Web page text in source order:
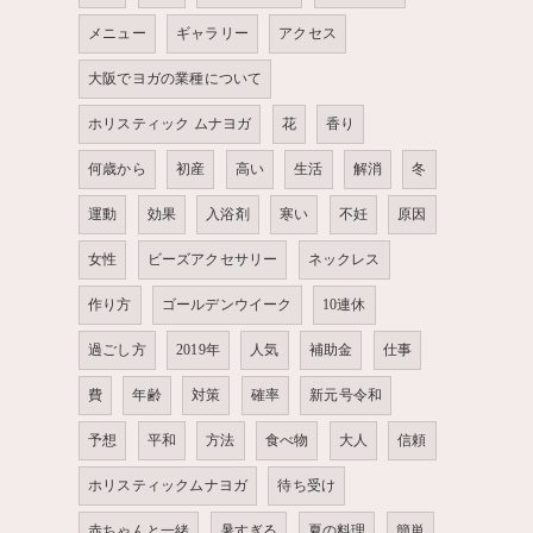
メニュー ギャラリー アクセス
大阪でヨガの業種について
ホリスティック ムナヨガ 花 香り
何歳から 初産 高い 生活 解消 冬
運動 効果 入浴剤 寒い 不妊 原因
女性 ビーズアクセサリー ネックレス
作り方 ゴールデンウイーク 10連休
過ごし方 2019年 人気 補助金 仕事
費 年齢 対策 確率 新元号令和
予想 平和 方法 食べ物 大人 信頼
ホリスティックムナヨガ 待ち受け